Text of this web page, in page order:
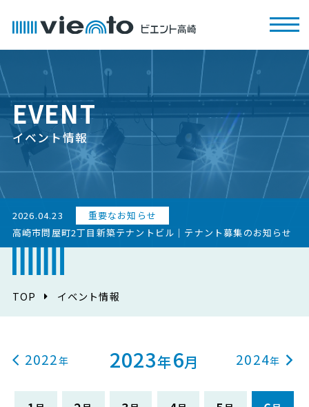
EVENT
イベント情報
2026.04.23
重要なお知らせ
高崎市問屋町2丁目新築テナントビル｜テナント募集のお知らせ
TOP イベント情報
2022 2023年6月 2024